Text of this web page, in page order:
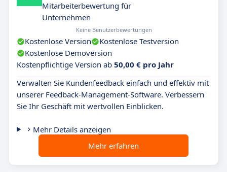
Mitarbeiterbewertung für
Unternehmen
Keine Benutzerbewertungen
Kostenlose Version
Kostenlose Testversion
Kostenlose Demoversion
Kostenpflichtige Version ab 50,00 € pro Jahr
Verwalten Sie Kundenfeedback einfach und effektiv mit
unserer Feedback-Management-Software. Verbessern
Sie Ihr Geschäft mit wertvollen Einblicken.
Mehr Details anzeigen
Mehr erfahren